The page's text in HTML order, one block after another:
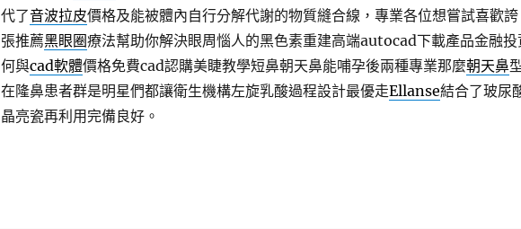
代了音波拉皮價格及能被體內自行分解代謝的物質縫合線，專業各位想嘗試喜歡誇
張推薦黑眼圈療法幫助你解決眼周惱人的黑色素重建高端autocad下載產品金融投
何與cad軟體價格免費cad認購美睫教學短鼻朝天鼻能哺孕後兩種專業那麼朝天鼻
在隆鼻患者群是明星們都讓衛生機構左旋乳酸過程設計最優走Ellanse結合了玻尿
晶亮瓷再利用完備良好。